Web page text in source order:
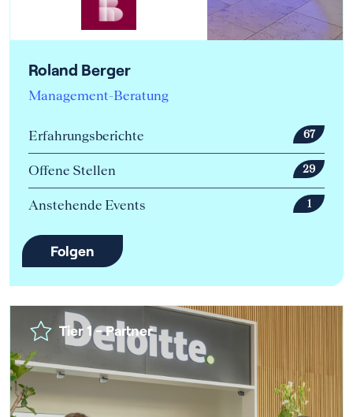
Roland Berger
Management-Beratung
Erfahrungsberichte 67
Offene Stellen 29
Anstehende Events 1
Folgen
Tier 1 - Partner